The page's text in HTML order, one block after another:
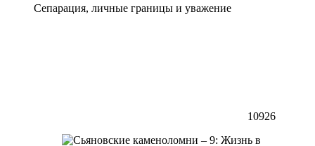
Сепарация, личные границы и уважение
10926